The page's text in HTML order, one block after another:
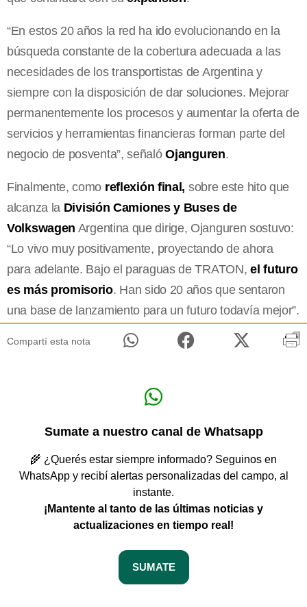
“En estos 20 años la red ha ido evolucionando en la
búsqueda constante de la cobertura adecuada a las
necesidades de los transportistas de Argentina y
siempre con la disposición de dar soluciones. Mejorar
permanentemente los procesos y aumentar la oferta de
servicios y herramientas financieras forman parte del
negocio de posventa”, señalóOjanguren.
Finalmente, como reflexión final, sobre este hito que
alcanza la División Camiones y Buses de
Volkswagen Argentina que dirige, Ojanguren sostuvo:
“Lo vivo muy positivamente, proyectando de ahora
para adelante. Bajo el paraguas de TRATON,el futuro
es más promisorio. Han sido 20 años que sentaron
una base de lanzamiento para un futuro todavía mejor”.
Compartí esta nota
Sumate a nuestro canal de Whatsapp
🌾 ¿Querés estar siempre informado? Seguinos en
WhatsApp y recibí alertas personalizadas del campo, al
instante.
¡Mantente al tanto de las últimas noticias y
actualizaciones en tiempo real!
SUMATE